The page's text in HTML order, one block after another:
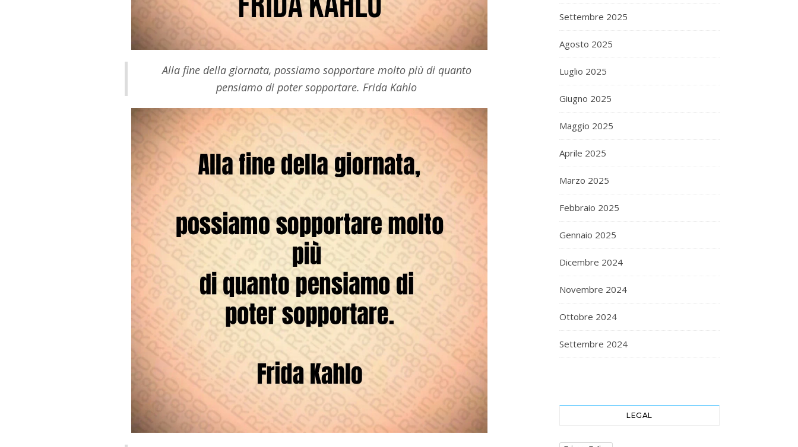
Alla fine della giornata, possiamo sopportare molto più di quanto
pensiamo di poter sopportare. Frida Kahlo
Settembre 2025
Agosto 2025
Luglio 2025
Giugno 2025
Maggio 2025
Aprile 2025
Marzo 2025
Febbraio 2025
Gennaio 2025
Dicembre 2024
Novembre 2024
Ottobre 2024
Settembre 2024
LEGAL